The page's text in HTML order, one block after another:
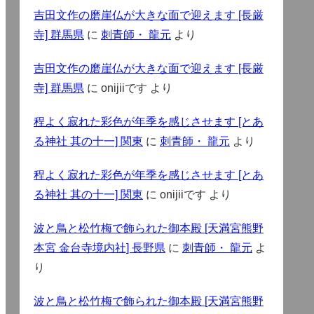
吉田文作の磨崖仏が大きな面で迎えます [長厳
寺] 群馬県 に 刺青師・ 龍元 より
吉田文作の磨崖仏が大きな面で迎えます [長厳
寺] 群馬県 に onijiiです より
程よく寂れた彩色が年季を感じさせます [とあ
る神社 其の十一] 関東 に 刺青師・ 龍元 より
程よく寂れた彩色が年季を感じさせます [とあ
る神社 其の十一] 関東 に onijiiです より
波と鳥と松竹梅で飾られた御本殿 [天満宮熊野
本宮 金台寺境内社] 長野県 に 刺青師・ 龍元 よ
り
波と鳥と松竹梅で飾られた御本殿 [天満宮熊野